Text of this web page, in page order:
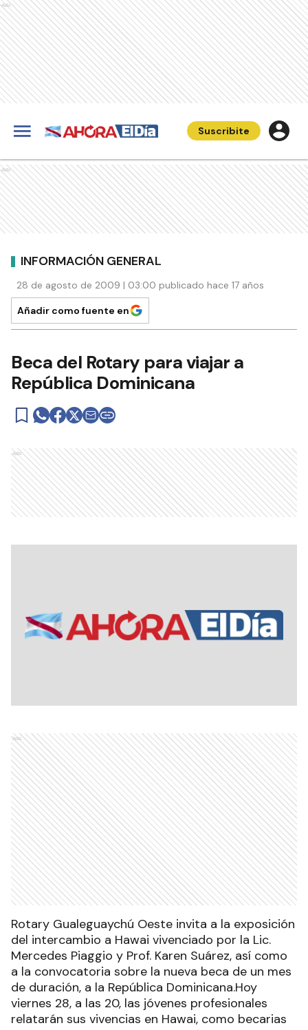
Ads
Suscribite
Ads
INFORMACIÓN GENERAL
28 de agosto de 2009 | 03:00 publicado hace 17 años
Añadir como fuente en
Beca del Rotary para viajar a
República Dominicana
Ads
Ads
Rotary Gualeguaychú Oeste invita a la exposición
del intercambio a Hawai vivenciado por la Lic.
Mercedes Piaggio y Prof. Karen Suárez, así como
a la convocatoria sobre la nueva beca de un mes
de duración, a la República Dominicana.Hoy
viernes 28, a las 20, las jóvenes profesionales
relatarán sus vivencias en Hawai, como becarias